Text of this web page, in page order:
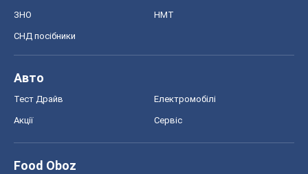
ЗНО НМТ
СНД посібники
Авто
Тест Драйв Електромобілі
Акції Сервіс
Food Oboz